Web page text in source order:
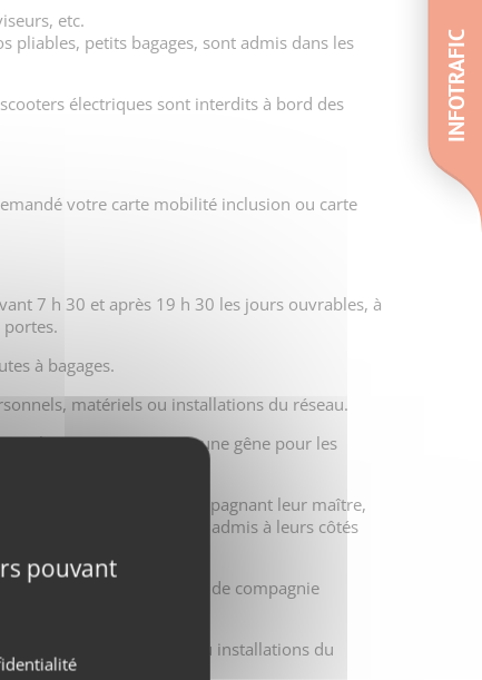
INFOTRAFIC
etc.
pliables, petits bagages, sont admis dans les
électriques sont interdits à bord des
votre carte mobilité inclusion ou carte
7 h 30 et après 19 h 30 les jours ouvrables, à
portes.
à bagages.
matériels ou installations du réseau.
qu'ils ne constituent pas une gêne pour les
de transport, accompagnant leur maître,
maître, sont également admis à leurs côtés
et nouveaux animaux de compagnie
personnels, matériels ou installations du
pouvant